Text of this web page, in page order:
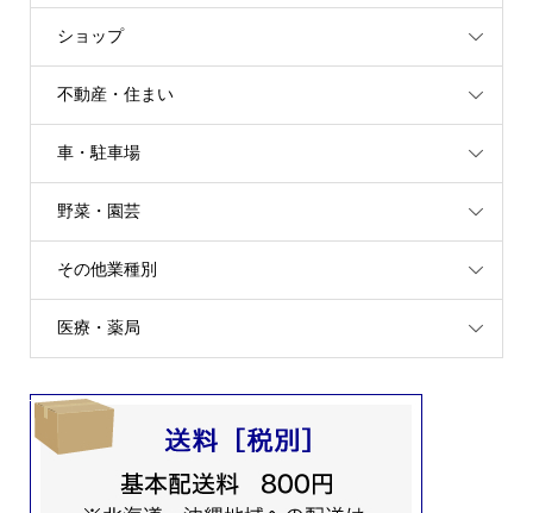
ショップ
不動産・住まい
車・駐車場
野菜・園芸
その他業種別
医療・薬局